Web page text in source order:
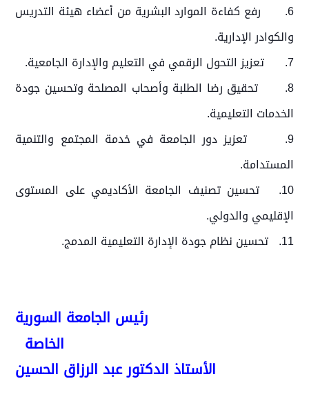
6.
رفع كفاءة الموارد البشرية من أعضاء هيئة التدريس
والكوادر الإدارية.
7.
تعزيز التحول الرقمي في التعليم والإدارة الجامعية.
8.
تحقيق رضا الطلبة وأصحاب المصلحة وتحسين جودة
الخدمات التعليمية.
9.
تعزيز دور الجامعة في خدمة المجتمع والتنمية
المستدامة.
10.
تحسين تصنيف الجامعة الأكاديمي على المستوى
الإقليمي والدولي.
11.
تحسين نظام جودة الإدارة التعليمية المدمج.
رئيس الجامعة السورية
الخاصة
الأستاذ الدكتور عبد الرزاق الحسين